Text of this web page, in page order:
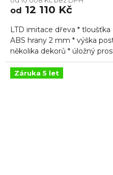
od 12 110 Kč
LTD imitace dřeva *
ABS hrany 2 mm * výška
několika dekorů * úložný
Záruka 5 let